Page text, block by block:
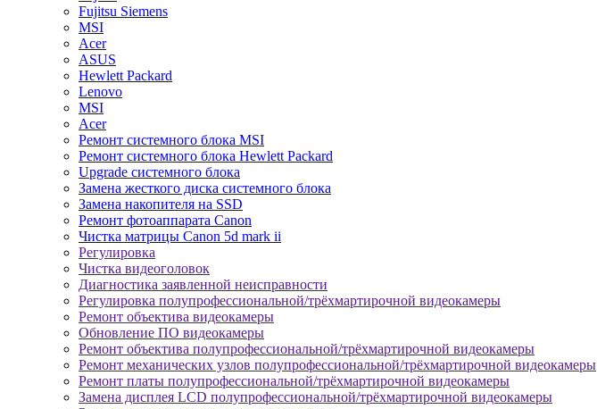
Fujitsu Siemens
MSI
Acer
ASUS
Hewlett Packard
Lenovo
MSI
Acer
Ремонт системного блока MSI
Ремонт системного блока Hewlett Packard
Upgrade системного блока
Замена жесткого диска системного блока
Замена накопителя на SSD
Ремонт фотоаппарата Canon
Чистка матрицы Canon 5d mark ii
Регулировка
Чистка видеоголовок
Диагностика заявленной неисправности
Регулировка полупрофессиональной/трёхмартирочной видеокамеры
Ремонт объектива видеокамеры
Обновление ПО видеокамеры
Ремонт объектива полупрофессиональной/трёхмартирочной видеокамеры
Ремонт механических узлов полупрофессиональной/трёхмартирочной видеокамеры
Ремонт платы полупрофессиональной/трёхмартирочной видеокамеры
Замена дисплея LCD полупрофессиональной/трёхмартирочной видеокамеры